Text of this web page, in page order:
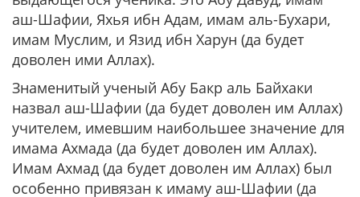
аш-Шафии, Яхья ибн Адам, имам аль-Бухари,
имам Муслим, и Язид ибн Харун (да будет
доволен ими Аллах).
Знаменитый ученый Абу Бакр аль Байхаки
назвал аш-Шафии (да будет доволен им Аллах)
учителем, имевшим наибольшее значение для
имама Ахмада (да будет доволен им Аллах).
Имам Ахмад (да будет доволен им Аллах) был
особенно привязан к имаму аш-Шафии (да